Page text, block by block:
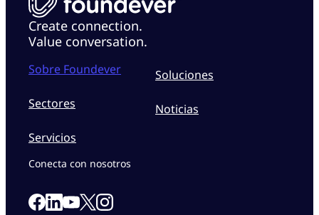
Create connection.
Value conversation.
Sobre Foundever
Sectores
Servicios
Soluciones
Noticias
Conecta con nosotros
Link to our Facebook page
Link to our Linkedin page
Link to our Youtube page
Link to our X page
Link to our Instagram page